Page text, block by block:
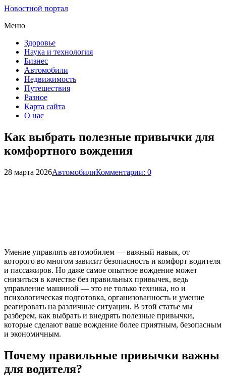
Новостной портал
Меню
Здоровье
Наука и технология
Бизнес
Автомобили
Недвижимость
Путешествия
Разное
Карта сайта
О нас
Как выбрать полезные привычки для
комфортного вождения
28 марта 2026АвтомобилиКомментарии: 0
Умение управлять автомобилем — важный навык, от
которого во многом зависит безопасность и комфорт водителя
и пассажиров. Но даже самое опытное вождение может
снизиться в качестве без правильных привычек, ведь
управление машиной — это не только техника, но и
психологическая подготовка, организованность и умение
реагировать на различные ситуации. В этой статье мы
разберем, как выбрать и внедрять полезные привычки,
которые сделают ваше вождение более приятным, безопасным
и экономичным.
Почему правильные привычки важны
для водителя?